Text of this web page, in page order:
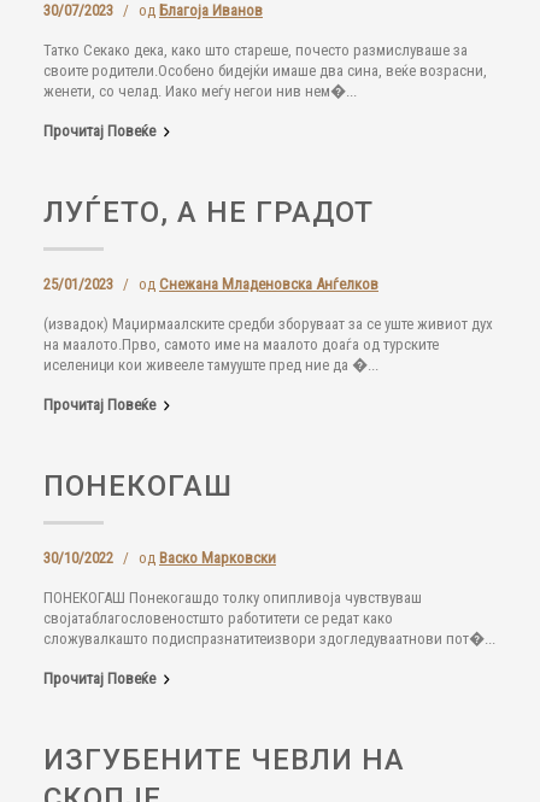
30/07/2023 / од Благоја Иванов
Татко Секако дека, како што стареше, почесто размислуваше за
своите родители.Особено бидејќи имаше два сина, веќе возрасни,
женети, со челад. Иако меѓу негои нив нем�...
Прочитај Повеќе
ЛУЃЕТО, А НЕ ГРАДОТ
25/01/2023 / од Снежана Младеновска Анѓелков
(извадок) Маџирмаалските средби зборуваат за се уште живиот дух
на маалото.Прво, самото име на маалото доаѓа од турските
иселеници кои живееле тамууште пред ние да �...
Прочитај Повеќе
ПОНЕКОГАШ
30/10/2022 / од Васко Марковски
ПОНЕКОГАШ Понекогашдо толку опипливоја чувствуваш
својатаблагословеностшто работитети се редат како
сложувалкашто подиспразнатитеизвори здогледуваатнови пот�...
Прочитај Повеќе
ИЗГУБЕНИТЕ ЧЕВЛИ НА